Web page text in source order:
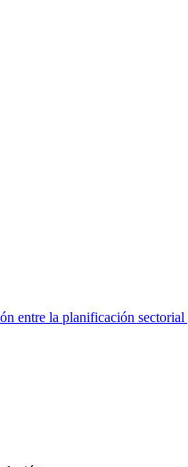
entre la planificación